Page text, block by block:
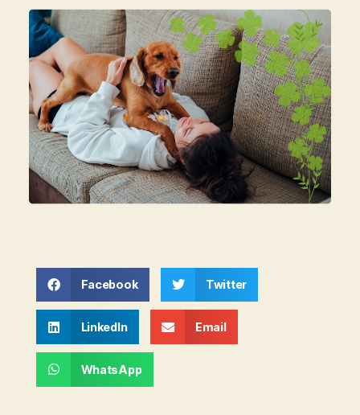
Facebook Twitter
LinkedIn Email
WhatsApp